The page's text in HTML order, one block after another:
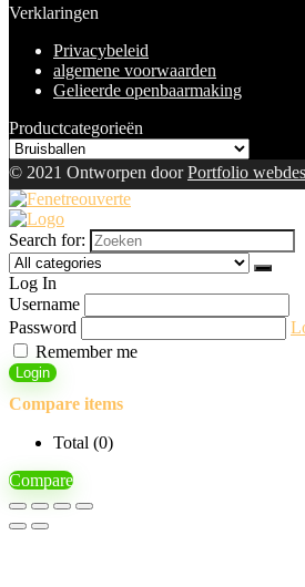
Verklaringen
Privacybeleid
algemene voorwaarden
Gelieerde openbaarmaking
Productcategorieën
© 2021 Ontworpen doorPortfolio
Search for:
Log In
Username
Password
Remember me
Login
Compare items
Total (0)
Compare